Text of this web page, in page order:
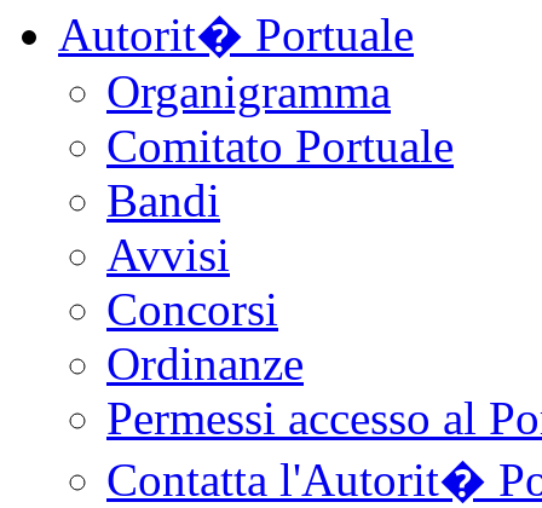
Autorit� Portuale
Organigramma
Comitato Portuale
Bandi
Avvisi
Concorsi
Ordinanze
Permessi accesso al
Contatta l'Autorit�